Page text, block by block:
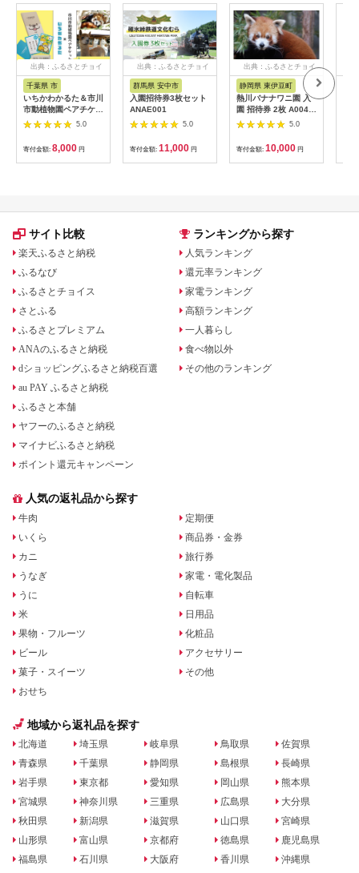
出典：ふるさとチョイ
ス
千葉県 市
いちかわかるた＆市川
市動植物園ペアチケッ
ト 【12203-0196】
5.0
寄付金額: 8,000 円
出典：ふるさとチョイ
ス
群馬県 安中市
入園招待券3枚セット
ANAE001
5.0
寄付金額: 11,000 円
出典：ふるさとチョイ
静岡県 東伊豆町
熱川バナナワニ園 入
園 招待券 2枚 A004
／ 熱帯 動植物園 チケ
ット 静岡県 東伊豆町
5.0
寄付金額: 10,000 円
サイト比較
楽天ふるさと納税
ふるなび
ふるさとチョイス
さとふる
ふるさとプレミアム
ANAのふるさと納税
dショッピングふるさと納税百選
au PAY ふるさと納税
ふるさと本舗
ヤフーのふるさと納税
マイナビふるさと納税
ポイント還元キャンペーン
ランキングから探す
人気ランキング
還元率ランキング
家電ランキング
高額ランキング
一人暮らし
食べ物以外
その他のランキング
人気の返礼品から探す
牛肉
いくら
カニ
うなぎ
うに
米
果物・フルーツ
ビール
菓子・スイーツ
おせち
定期便
商品券・金券
旅行券
家電・電化製品
自転車
日用品
化粧品
アクセサリー
その他
地域から返礼品を探す
北海道
青森県
岩手県
宮城県
秋田県
山形県
福島県
埼玉県
千葉県
東京都
神奈川県
新潟県
富山県
石川県
岐阜県
静岡県
愛知県
三重県
滋賀県
京都府
大阪府
鳥取県
島根県
岡山県
広島県
山口県
徳島県
香川県
佐賀県
長崎県
熊本県
大分県
宮崎県
鹿児島県
沖縄県